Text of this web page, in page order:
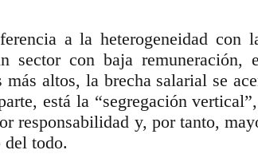
a la heterogeneidad con
sector con baja remuneración,
altos, la brecha salarial se
está la “segregación
responsabilidad y, por tanto,
del todo.